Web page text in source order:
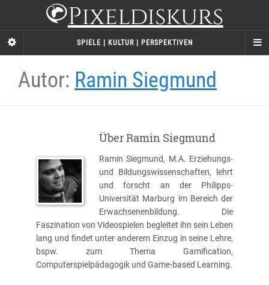
Pixeldiskurs
SPIELE | KULTUR | PERSPEKTIVEN
Autor: Ramin Siegmund
Über Ramin Siegmund
Ramin Siegmund, M.A. Erziehungs-
und Bildungswissenschaften, lehrt
und forscht an der Philipps-
Universität Marburg im Bereich der
Erwachsenenbildung. Die
Faszination von Videospielen begleitet ihn sein Leben
lang und findet unter anderem Einzug in seine Lehre,
bspw. zum Thema Gamification,
Computerspielpädagogik und Game-based Learning.